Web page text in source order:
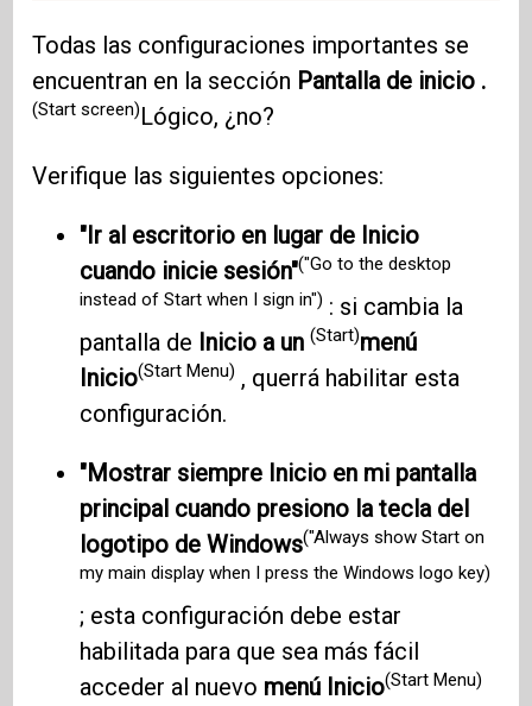
Todas las configuraciones importantes se
encuentran en la sección Pantalla de inicio .
(Start screen)Lógico, ¿no?
Verifique las siguientes opciones:
"Ir al escritorio en lugar de Inicio
cuando inicie sesión"("Go to the desktop
instead of Start when I sign in") : si cambia la
pantalla de Inicio a un(Start)menú
Inicio(Start Menu) , querrá habilitar esta
configuración.
"Mostrar siempre Inicio en mi pantalla
principal cuando presiono la tecla del
logotipo de Windows("Always show Start on
my main display when I press the Windows logo key)
; esta configuración debe estar
habilitada para que sea más fácil
acceder al nuevo menú Inicio(Start Menu)